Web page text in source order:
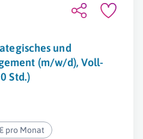
und
(m/w/d), Voll-
Std.)
pro Monat